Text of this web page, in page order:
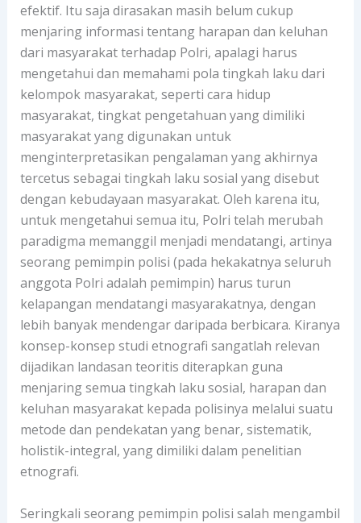
efektif. Itu saja dirasakan masih belum cukup
menjaring informasi tentang harapan dan keluhan
dari masyarakat terhadap Polri, apalagi harus
mengetahui dan memahami pola tingkah laku dari
kelompok masyarakat, seperti cara hidup
masyarakat, tingkat pengetahuan yang dimiliki
masyarakat yang digunakan untuk
menginterpretasikan pengalaman yang akhirnya
tercetus sebagai tingkah laku sosial yang disebut
dengan kebudayaan masyarakat. Oleh karena itu,
untuk mengetahui semua itu, Polri telah merubah
paradigma memanggil menjadi mendatangi, artinya
seorang pemimpin polisi (pada hekakatnya seluruh
anggota Polri adalah pemimpin) harus turun
kelapangan mendatangi masyarakatnya, dengan
lebih banyak mendengar daripada berbicara. Kiranya
konsep-konsep studi etnografi sangatlah relevan
dijadikan landasan teoritis diterapkan guna
menjaring semua tingkah laku sosial, harapan dan
keluhan masyarakat kepada polisinya melalui suatu
metode dan pendekatan yang benar, sistematik,
holistik-integral, yang dimiliki dalam penelitian
etnografi.
Seringkali seorang pemimpin polisi salah mengambil